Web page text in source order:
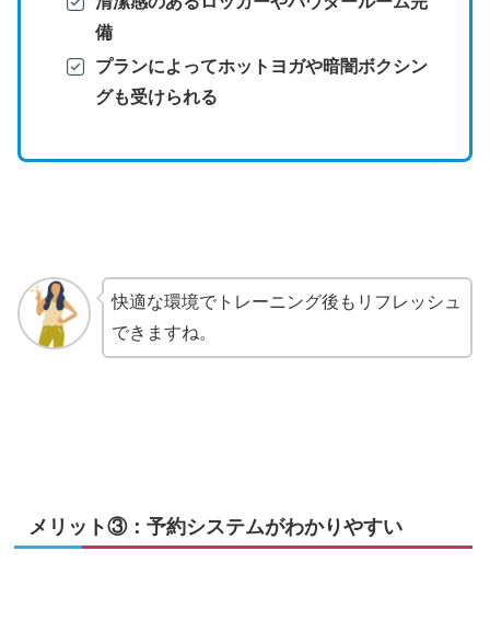
備
プランによってホットヨガや暗闇ボクシン
グも受けられる
快適な環境でトレーニング後もリフレッシュ
できますね。
メリット③：予約システムがわかりやすい